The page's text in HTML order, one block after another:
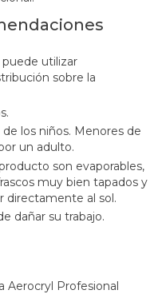
utilizar
sobre la
los niños. Menores de
un adulto.
son evaporables,
muy bien tapados y
directamente al sol.
dañar su trabajo.
Aerocryl Profesional